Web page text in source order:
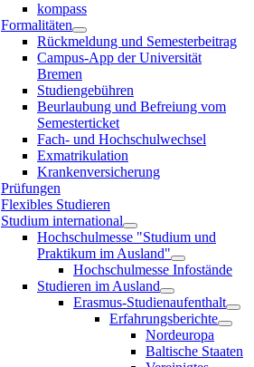
kompass
Formalitäten
Rückmeldung und Semesterbeitrag
Campus-App der Universität
Bremen
Studiengebühren
Beurlaubung und Befreiung vom
Semesterticket
Fach- und Hochschulwechsel
Exmatrikulation
Krankenversicherung
Prüfungen
Flexibles Studieren
Studium international
Hochschulmesse "Studium und
Praktikum im Ausland"
Hochschulmesse Infostände
Studieren im Ausland
Erasmus-Studienaufenthalt
Erfahrungsberichte
Nordeuropa
Baltische Staaten